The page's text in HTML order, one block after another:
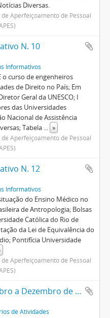
Diversas.
Aperfeiçoamento de Pessoal
N. 10
Informativos
o curso de engenheiros
de Direito no País; Em
Geral da UNESCO; I
das Universidades
Nacional de Assistência
Tabela ... »
Aperfeiçoamento de Pessoal
N. 12
Informativos
do Ensino Médico no
de Antropologia; Bolsas
Católica do Rio de
da Lei de Equivalência do
Pontifícia Universidade
Aperfeiçoamento de Pessoal
Relatório Outubro a Dezembro de 1953
de Atividades